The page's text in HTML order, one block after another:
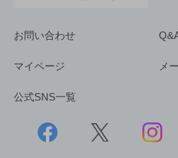
お問い合わせ
マイページ メ
公式SNS一覧